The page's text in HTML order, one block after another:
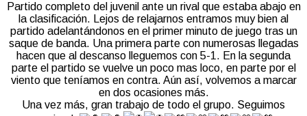
Partido completo del juvenil ante un rival que estaba abajo en
la clasificación. Lejos de relajarnos entramos muy bien al
partido adelantándonos en el primer minuto de juego tras un
saque de banda. Una primera parte con numerosas llegadas
hacen que al descanso lleguemos con 5-1. En la segunda
parte el partido se vuelve un poco mas loco, en parte por el
viento que teníamos en contra. Aún así, volvemos a marcar
en dos ocasiones más.
Una vez más, gran trabajo de todo el grupo. Seguimos